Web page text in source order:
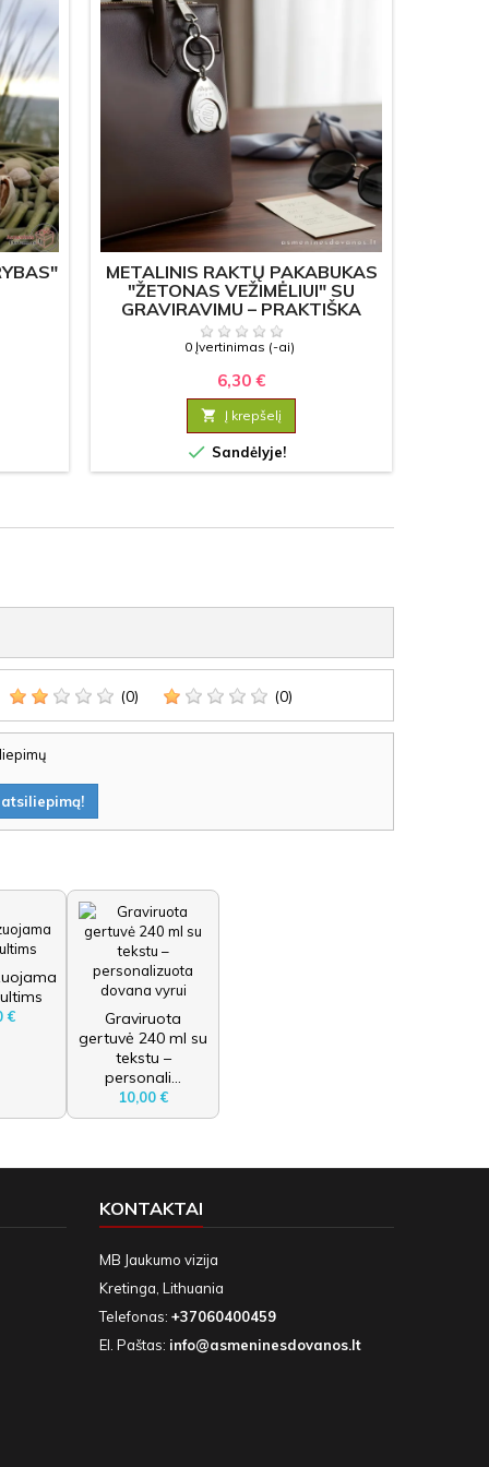
METALINIS RAKTŲ PAKABUKAS
"ŽETONAS VEŽIMĖLIUI" SU
GRAVIRAVIMU – PRAKTIŠKA
DOVANA
0 Įvertinimas (-ai)
6,30 €
 Į krepšelį
 Sandėlyje!
(0) (0)
€
Graviruota
gertuvė 240 ml su
tekstu –
personali...
10,00 €
KONTAKTAI
MB Jaukumo vizija
Kretinga, Lithuania
Telefonas: +37060400459
El. Paštas: info@asmeninesdovanos.lt